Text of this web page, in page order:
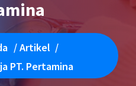
/Artikel /
PT. Pertamina